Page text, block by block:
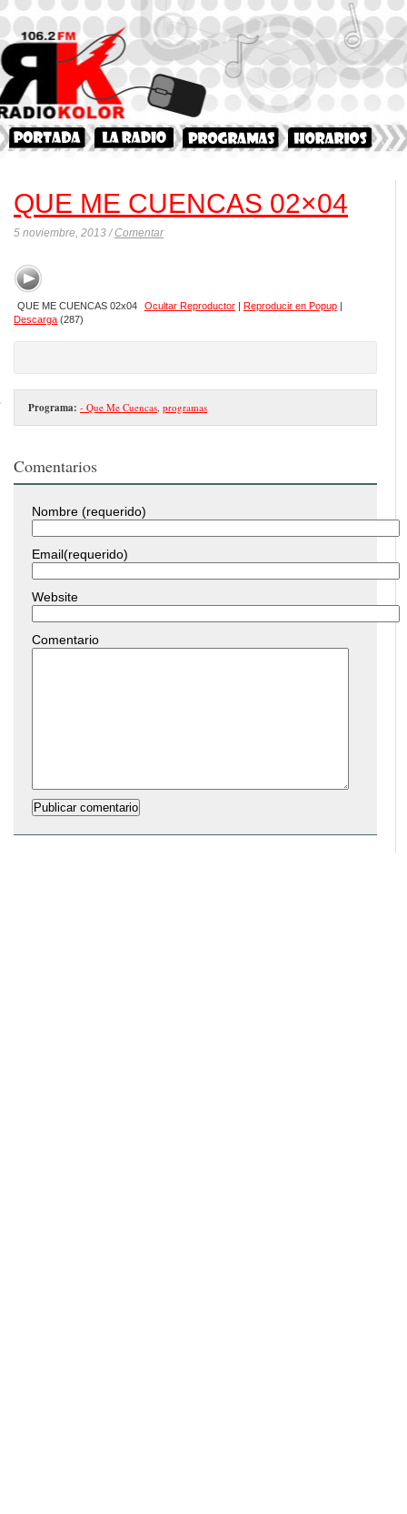
QUE ME CUENCAS 02×04
5 noviembre, 2013 /Comentar
QUE ME CUENCAS 02x04 Ocultar Reproductor| Reproducir en Popup|
Descarga (287)
Programa: - Que Me Cuencas programas
Comentarios
Nombre (requerido)
Email(requerido)
Website
Comentario